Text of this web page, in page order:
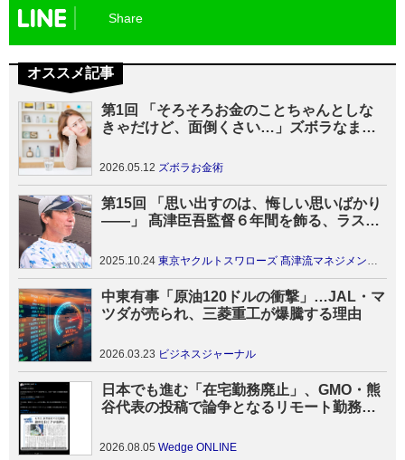
Share
オススメ記事
第1回 「そろそろお金のことちゃんとしな
きゃだけど、面倒くさい…」ズボラなまま
2026.05.12 ズボラお金術
第15回 「思い出すのは、悔しい思いばかり
――」 髙津臣吾監督６年間を飾る、ラスト
2025.10.24 東京ヤクルトスワローズ 髙津流マネジメント2025
中東有事「原油120ドルの衝撃」…JAL・マ
ツダが売られ、三菱重工が爆騰する理由
2026.03.23 ビジネスジャーナル
日本でも進む「在宅勤務廃止」、GMO・熊
谷代表の投稿で論争となるリモート勤務の
2026.08.05 Wedge ONLINE